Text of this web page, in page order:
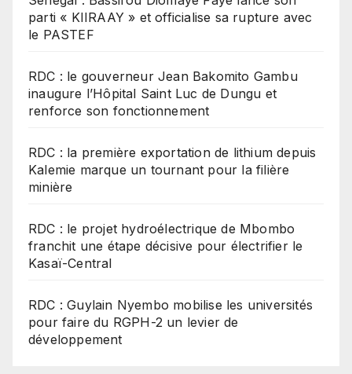
parti « KIIRAAY » et officialise sa rupture avec
le PASTEF
RDC : le gouverneur Jean Bakomito Gambu
inaugure l’Hôpital Saint Luc de Dungu et
renforce son fonctionnement
RDC : la première exportation de lithium depuis
Kalemie marque un tournant pour la filière
minière
RDC : le projet hydroélectrique de Mbombo
franchit une étape décisive pour électrifier le
Kasaï-Central
RDC : Guylain Nyembo mobilise les universités
pour faire du RGPH-2 un levier de
développement